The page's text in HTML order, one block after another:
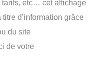
etc… cet affichage
d’information grâce
du site
de votre